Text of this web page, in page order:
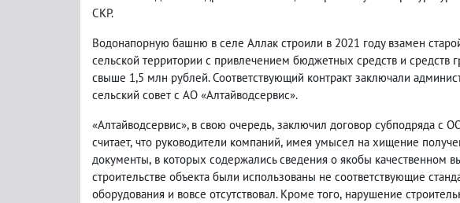
СКР.
Водонапорную башню в селе Аллак строили в 2021 году взамен
сельской территории с привлечением бюджетных средств и средств
свыше 1,5 млн рублей. Соответствующий контракт заключали
сельский совет с АО «Алтайводсервис».
«Алтайводсервис», в свою очередь, заключил договор субподряда с
считает, что руководители компаний, имея умысел на хищение
документы, в которых содержались сведения о якобы качественном
строительстве объекта были использованы не соответствующие
оборудования и вовсе отсутствовал. Кроме того, нарушение